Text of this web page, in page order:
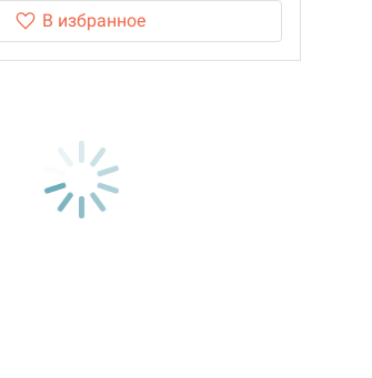
В избранное